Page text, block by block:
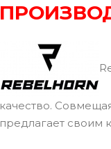
качество.
предлагает своим